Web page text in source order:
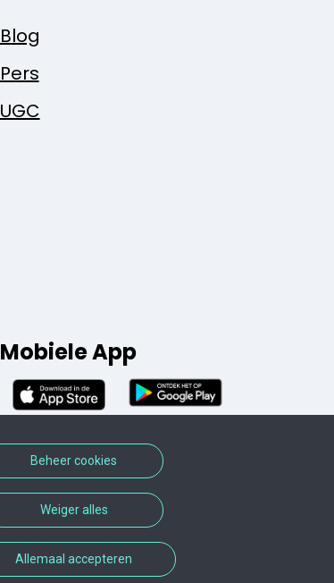
Blog
Pers
UGC
Mobiele App
Beheer cookies
Weiger alles
Allemaal accepteren